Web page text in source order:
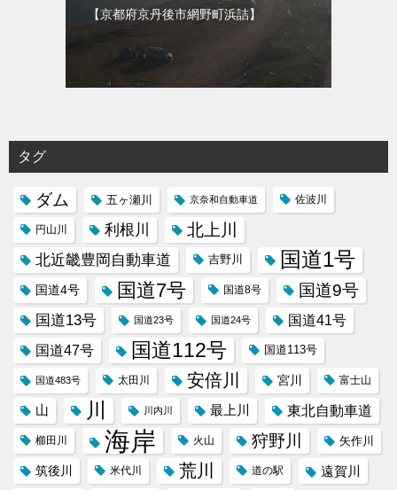
【京都府京丹後市網野町浜詰】
タグ
ダム 五ヶ瀬川 京奈和自動車道 佐波川
円山川 利根川 北上川
北近畿豊岡自動車道 吉野川 国道1号
国道4号 国道7号 国道8号 国道9号
国道13号 国道23号 国道24号 国道41号
国道47号 国道112号 国道113号
国道483号 太田川 安倍川 宮川 富士山
山 川 川内川 最上川 東北自動車道
櫛田川 海岸 火山 狩野川 矢作川
筑後川 米代川 荒川 道の駅
遠賀川